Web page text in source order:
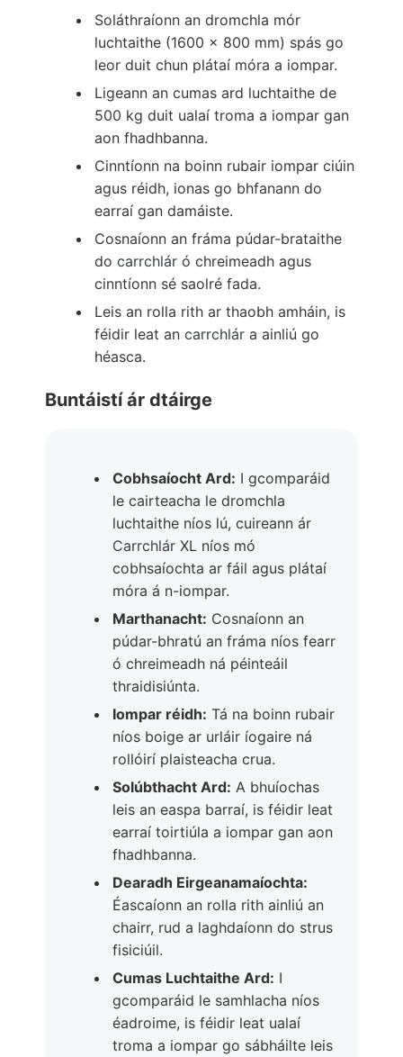
Soláthraíonn an dromchla mór
luchtaithe (1600 x 800 mm) spás go
leor duit chun plátaí móra a iompar.
Ligeann an cumas ard luchtaithe de
500 kg duit ualaí troma a iompar gan
aon fhadhbanna.
Cinntíonn na boinn rubair iompar ciúin
agus réidh, ionas go bhfanann do
earraí gan damáiste.
Cosnaíonn an fráma púdar-brataithe
do carrchlár ó chreimeadh agus
cinntíonn sé saolré fada.
Leis an rolla rith ar thaobh amháin, is
féidir leat an carrchlár a ainliú go
héasca.
Buntáistí ár dtáirge
Cobhsaíocht Ard: I gcomparáid
le cairteacha le dromchla
luchtaithe níos lú, cuireann ár
Carrchlár XL níos mó
cobhsaíochta ar fáil agus plátaí
móra á n-iompar.
Marthanacht: Cosnaíonn an
púdar-bhratú an fráma níos fearr
ó chreimeadh ná péinteáil
thraidisiúnta.
Iompar réidh: Tá na boinn rubair
níos boige ar urláir íogaire ná
rollóirí plaisteacha crua.
Solúbthacht Ard: A bhuíochas
leis an easpa barraí, is féidir leat
earraí toirtiúla a iompar gan aon
fhadhbanna.
Dearadh Eirgeanamaíochta:
Éascaíonn an rolla rith ainliú an
chairr, rud a laghdaíonn do strus
fisiciúil.
Cumas Luchtaithe Ard: I
gcomparáid le samhlacha níos
éadroime, is féidir leat ualaí
troma a iompar go sábháilte leis